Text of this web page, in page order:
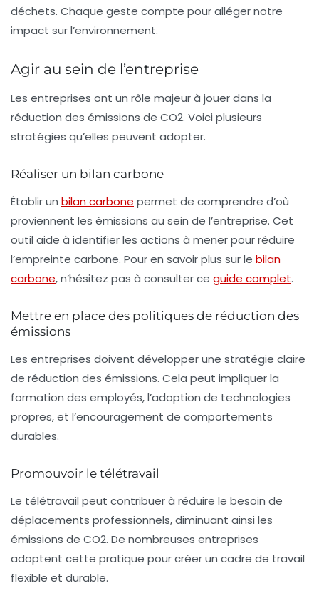
déchets. Chaque geste compte pour alléger notre
impact sur l’environnement.
Agir au sein de l’entreprise
Les entreprises ont un rôle majeur à jouer dans la
réduction des émissions de CO2. Voici plusieurs
stratégies qu’elles peuvent adopter.
Réaliser un bilan carbone
Établir un bilan carbone permet de comprendre d’où
proviennent les émissions au sein de l’entreprise. Cet
outil aide à identifier les actions à mener pour réduire
l’empreinte carbone. Pour en savoir plus sur le bilan
carbone, n’hésitez pas à consulter ce guide complet.
Mettre en place des politiques de réduction des
émissions
Les entreprises doivent développer une stratégie claire
de réduction des émissions. Cela peut impliquer la
formation des employés, l’adoption de technologies
propres, et l’encouragement de comportements
durables.
Promouvoir le télétravail
Le télétravail peut contribuer à réduire le besoin de
déplacements professionnels, diminuant ainsi les
émissions de CO2. De nombreuses entreprises
adoptent cette pratique pour créer un cadre de travail
flexible et durable.